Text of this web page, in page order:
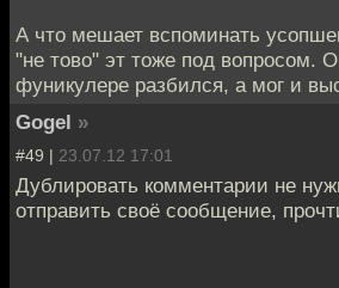
А что мешает вспоминать
"не тово" эт тоже под вопросом.
фуникулере разбился, а мог и
Gogel »
#49 | 23.07.12 17:01
Дублировать комментарии не
отправить своё сообщение,